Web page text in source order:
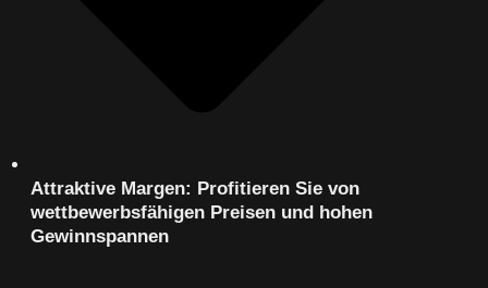
Attraktive Margen: Profitieren Sie von
wettbewerbsfähigen Preisen und hohen
Gewinnspannen